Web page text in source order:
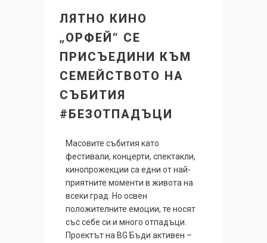
ЛЯТНО КИНО
„ОРФЕЙ“ СЕ
ПРИСЪЕДИНИ КЪМ
СЕМЕЙСТВОТО НА
СЪБИТИЯ
#БЕЗОТПАДЪЦИ
Масовите събития като
фестивали, концерти, спектакли,
кинопрожекции са едни от най-
приятните моменти в живота на
всеки град. Но освен
положителните емоции, те носят
със себе си и много отпадъци.
Проектът на BG Бъди активен –